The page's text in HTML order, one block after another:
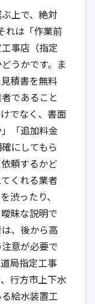
上で、絶対
れは「作業前
事店（指定
うかです。ま
積書を無料
であること
でなく、書面
「追加料金
にしてもら
頼するかど
くれる業者
渋ったり、
昧な説明で
、後から高
意が必要で
局指定工事
行方市上下水
給水装置工